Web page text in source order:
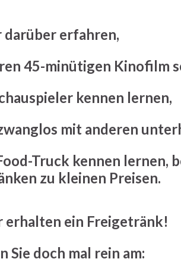
darüber erfahren,
45-minütigen Kinofilm
kennen lernen,
mit anderen
Truck kennen lernen,
zu kleinen Preisen.
erhalten ein Freigetränk!
Sie doch mal rein am: